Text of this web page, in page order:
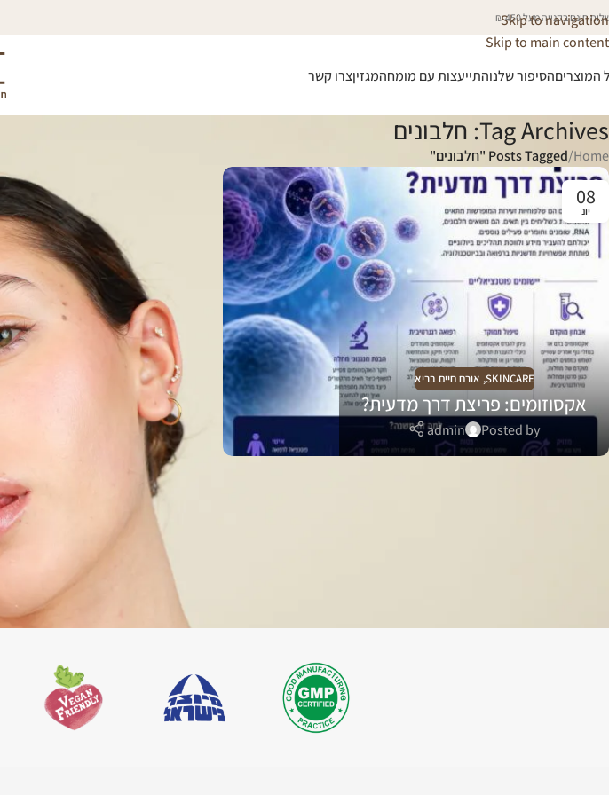
Skip to navigation
Skip to main content
חינם בקנייה מעל 450 ₪
המוצריםהסיפור שלנוהתייעצות עם מומחהמגזיןצרו קשר
Tag Archives: חלבונים
Home
/Posts Tagged "חלבונים"
08
יונ
SKINCARE
, אורח חיים בריא
אקסוזומים: פריצת דרך מדעית?
Posted by
admin